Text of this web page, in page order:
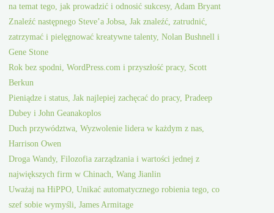
na temat tego, jak prowadzić i odnosić sukcesy, Adam Bryant
Znaleźć następnego Steve’a Jobsa, Jak znaleźć, zatrudnić,
zatrzymać i pielęgnować kreatywne talenty, Nolan Bushnell i
Gene Stone
Rok bez spodni, WordPress.com i przyszłość pracy, Scott
Berkun
Pieniądze i status, Jak najlepiej zachęcać do pracy, Pradeep
Dubey i John Geanakoplos
Duch przywództwa, Wyzwolenie lidera w każdym z nas,
Harrison Owen
Droga Wandy, Filozofia zarządzania i wartości jednej z
największych firm w Chinach, Wang Jianlin
Uważaj na HiPPO, Unikać automatycznego robienia tego, co
szef sobie wymyśli, James Armitage